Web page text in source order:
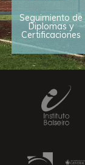
Seguimiento de
Diplomas y
Certificaciones